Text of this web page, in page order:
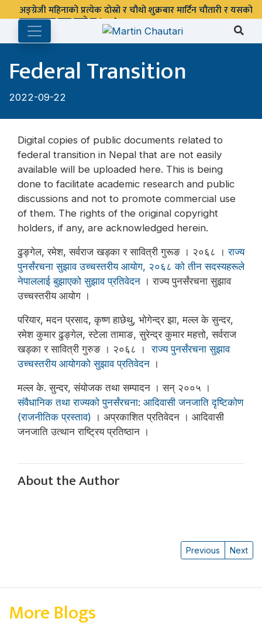
अङ्ग्रेजी महिनाको प्रत्येक दोस्रो र चौथो शुक्रबार मार्टिन चौतारी र यसको
पुस्तकालय बन्द रहने छ ।
Federal Transition
2022-09-22
Digital copies of public documents related to
federal transition in Nepal that are not easily
available will be uploaded here. This is being
done to facilitate academic research and public
discussions and not to promote commercial use
of them. The rights of the original copyright
holders, if any, are acknowledged herein.
ढुङ्गेल, रमेश, सर्वराज खड्का र सावित्री गुरूङ । २०६८ ।राज्य
पुनर्संरचना सुझाव उच्चस्तरीय आयोग, २०६८ को तीन सदस्यहरूले
नेपाललाई बुझाएको सुझाव प्रतिवेदन । राज्य पुनर्संरचना सुझाव
उच्चस्तरीय आयोग ।
परियार, मदन प्रसाद, कृष्ण हाछेथु, भोगेन्द्र झा, मल्ल के सुन्दर,
रमेश कुमार ढुङ्गेल, स्टेला तामाङ, सुरेन्द्र कुमार महत्तो, सर्वराज
खड्का र सावित्री गुरुङ । २०६८ ।राज्य पुनर्संरचना सुझाव
उच्चस्तरीय आयोगको सुझाव प्रतिवेदन ।
मल्ल के. सुन्दर, संयोजक तथा सम्पादन । सन् २००५ ।
संवैधानिक तथा राज्यको पुनर्संरचना: आदिवासी जनजाति दृष्टिकोण
(राजनीतिक प्रस्ताव) । अप्रकाशित प्रतिवेदन । आदिवासी
जनजाति उत्थान राष्ट्रिय प्रतिष्ठान ।
About the Author
Previous Next
More Blogs